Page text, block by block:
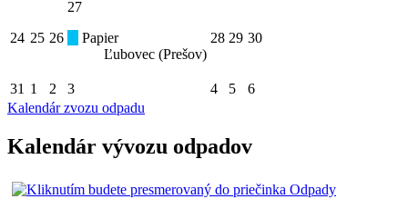
24 25 26
27
Papier
Ľubovec (Prešov)
28 29 30
31 1 2 3 4 5
6
Kalendár zvozu odpadu
Kalendár vývozu odpadov